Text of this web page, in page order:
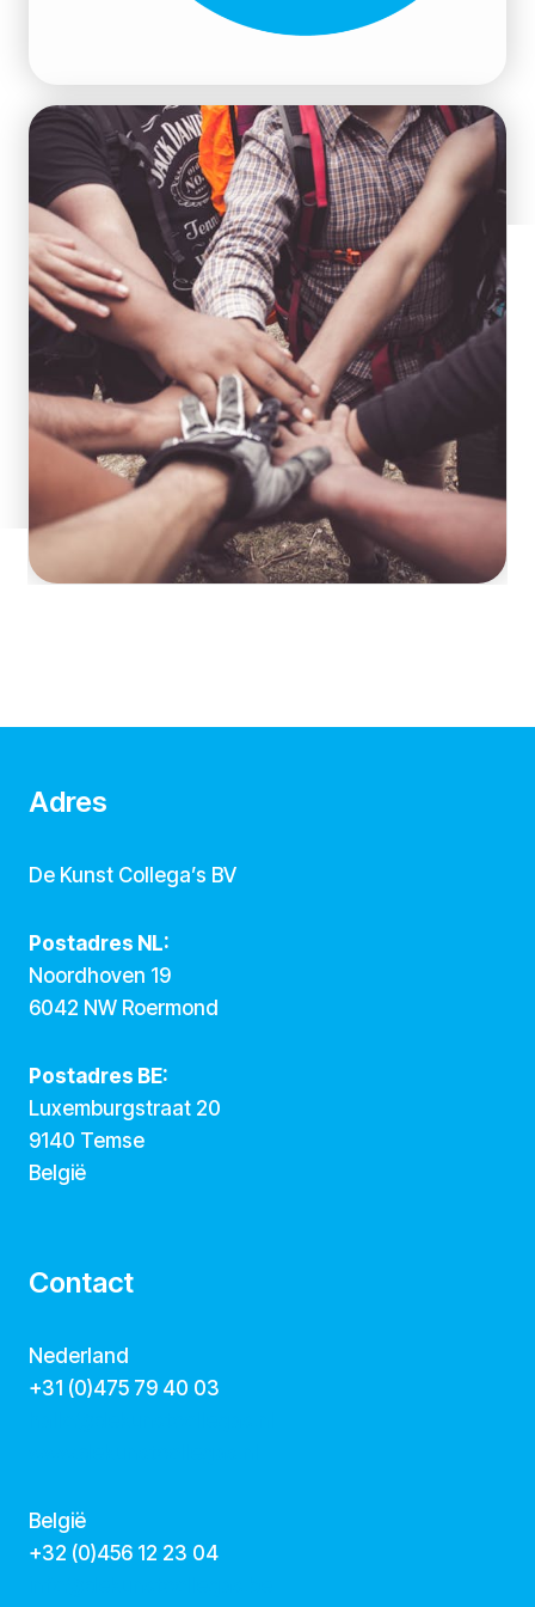
Adres
De Kunst Collega’s BV
Postadres NL:
Noordhoven 19
6042 NW Roermond
Postadres BE:
Luxemburgstraat 20
9140 Temse
België
Contact
Nederland
+31 (0)475 79 40 03
België
‭+32 (0)456 12 23 04‬